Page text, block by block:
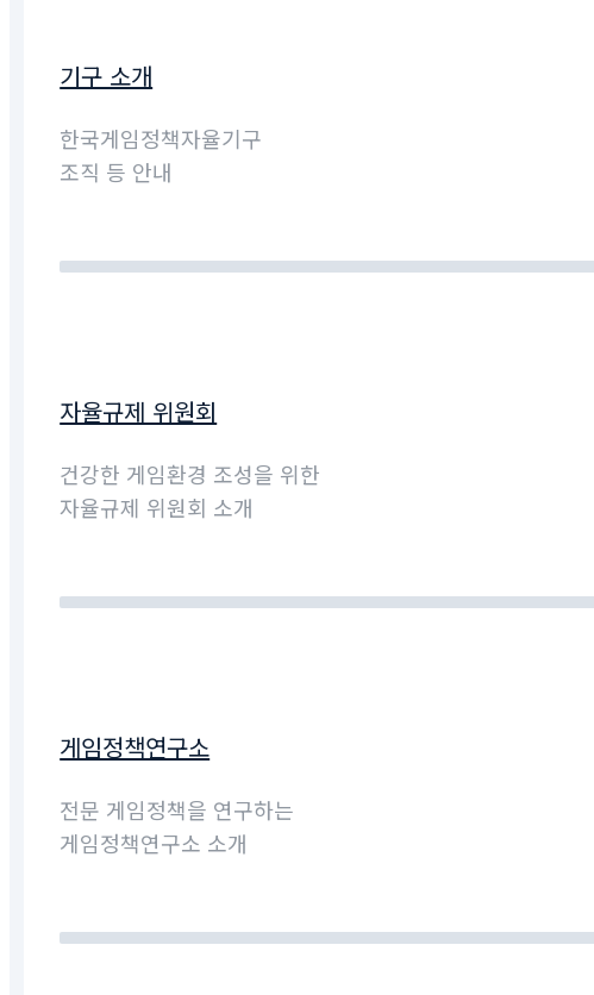
기구 소개
한국게임정책자율기구
조직 등 안내
자율규제 위원회
건강한 게임환경 조성을 위한
자율규제 위원회 소개
게임정책연구소
전문 게임정책을 연구하는
게임정책연구소 소개